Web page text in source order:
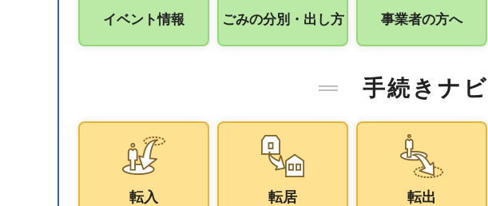
イベント情報 ごみの分別・出し方 事業者の方へ
手続きナビ
転入 転居 転出